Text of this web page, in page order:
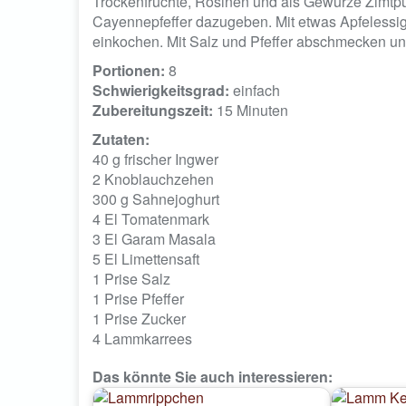
Cayennepfeffer dazugeben. Mit etwas
einkochen. Mit Salz und Pfeffer abschmecken
Portionen: 8
Schwierigkeitsgrad: einfach
Zubereitungszeit: 15 Minuten
Zutaten:
40 g frischer Ingwer
2 Knoblauchzehen
300 g Sahnejoghurt
4 El Tomatenmark
3 El Garam Masala
5 El Limettensaft
1 Prise Salz
1 Prise Pfeffer
1 PriseZucker
4 Lammkarrees
Das könnte Sie auch interessieren: